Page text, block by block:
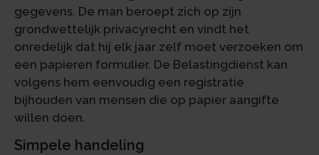
gegevens. De man beroept zich op zijn
grondwettelijk privacyrecht en vindt het
onredelijk dat hij elk jaar zelf moet verzoeken om
een papieren formulier. De Belastingdienst kan
volgens hem eenvoudig een registratie
bijhouden van mensen die op papier aangifte
willen doen.
Simpele handeling